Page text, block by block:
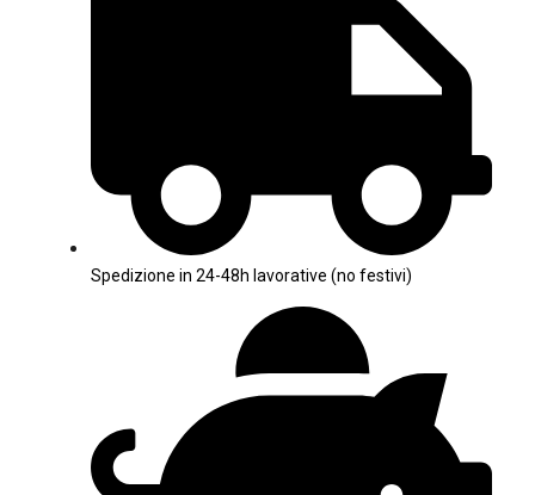
Spedizione in 24-48h lavorative (no festivi)